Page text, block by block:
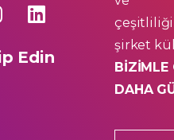
Edin
çeşitliliği
şirket
BİZİMLE
DAHA